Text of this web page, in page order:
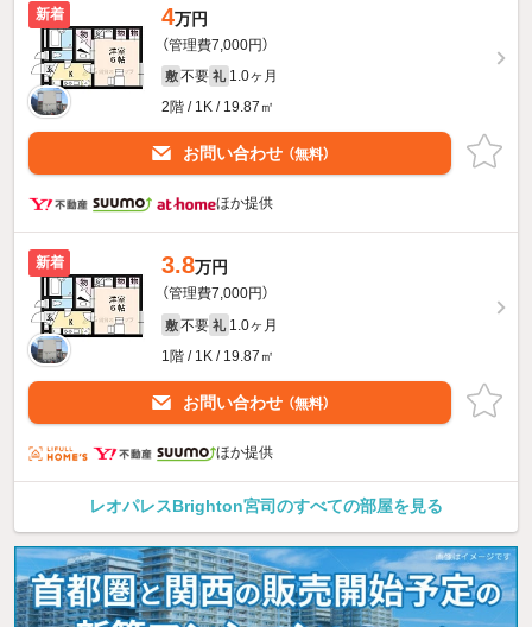
新着 4万円
（管理費7,000円）
敷 不要 礼 1.0ヶ月
2階 / 1K / 19.87㎡
お問い合わせ （無料）
ほか提供
新着 3.8万円
（管理費7,000円）
敷 不要 礼 1.0ヶ月
1階 / 1K / 19.87㎡
お問い合わせ （無料）
ほか提供
レオパレスBrighton宮司のすべての部屋を見る